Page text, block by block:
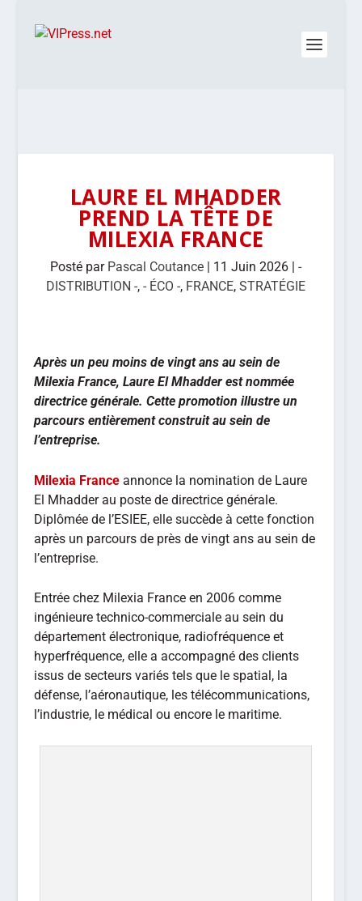
LAURE EL MHADDER
PREND LA TÊTE DE
MILEXIA FRANCE
Posté par Pascal Coutance | 11 Juin 2026 |-
DISTRIBUTION -,- ÉCO -, FRANCE,STRATÉGIE
Après un peu moins de vingt ans au sein de
Milexia France, Laure El Mhadder est nommée
directrice générale. Cette promotion illustre un
parcours entièrement construit au sein de
l’entreprise.
Milexia France annonce la nomination de Laure
El Mhadder au poste de directrice générale.
Diplômée de l’ESIEE, elle succède à cette fonction
après un parcours de près de vingt ans au sein de
l’entreprise.
Entrée chez Milexia France en 2006 comme
ingénieure technico-commerciale au sein du
département électronique, radiofréquence et
hyperfréquence, elle a accompagné des clients
issus de secteurs variés tels que le spatial, la
défense, l’aéronautique, les télécommunications,
l’industrie, le médical ou encore le maritime.